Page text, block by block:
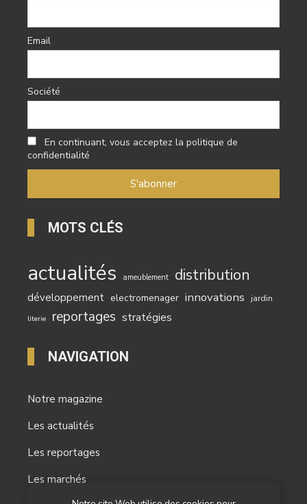
Email
Société
En continuant, vous acceptez la politique de
confidentialité
MOTS CLÉS
actualités ameublement distribution
développement electromenager innovations jardin
literie reportages stratégies
NAVIGATION
Notre magazine
Les actualités
Les reportages
Les marchés